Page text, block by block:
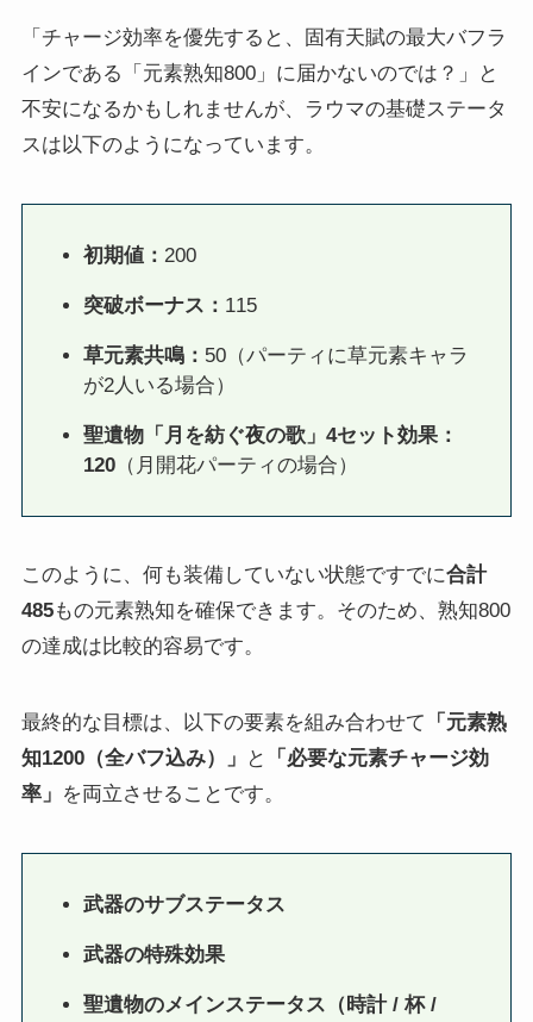
「チャージ効率を優先すると、固有天賦の最大バフラ
インである「元素熟知800」に届かないのでは？」と
不安になるかもしれませんが、ラウマの基礎ステータ
スは以下のようになっています。
初期値： 200
突破ボーナス： 115
草元素共鳴： 50（パーティに草元素キャラ
が2人いる場合）
聖遺物「月を紡ぐ夜の歌」4セット効果：
120（月開花パーティの場合）
このように、何も装備していない状態ですでに合計
485もの元素熟知を確保できます。そのため、熟知800
の達成は比較的容易です。
最終的な目標は、以下の要素を組み合わせて
「元素熟
知1200（全バフ込み）」
と
「必要な元素チャージ効
率」 を両立させることです。
武器のサブステータス
武器の特殊効果
聖遺物のメインステータス（時計 / 杯 /